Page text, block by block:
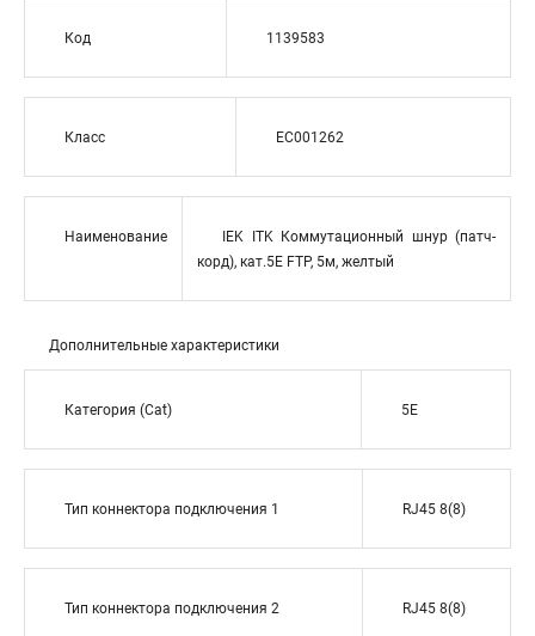
Код 1139583
Класс EC001262
Наименование
IEK ITK Коммутационный шнур (патч-
корд), кат.5Е FTP, 5м, желтый
Дополнительные характеристики
Категория (Cat) 5E
Тип коннектора подключения 1 RJ45 8(8)
Тип коннектора подключения 2 RJ45 8(8)